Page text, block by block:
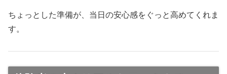
ちょっとした準備が、当日の安心感をぐっと高めてくれま
す。